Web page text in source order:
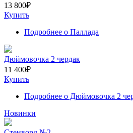
13 800₽
Купить
Подробнее о Паллада
Дюймовочка 2 чердак
11 400₽
Купить
Подробнее о Дюймовочка 2
Новинки